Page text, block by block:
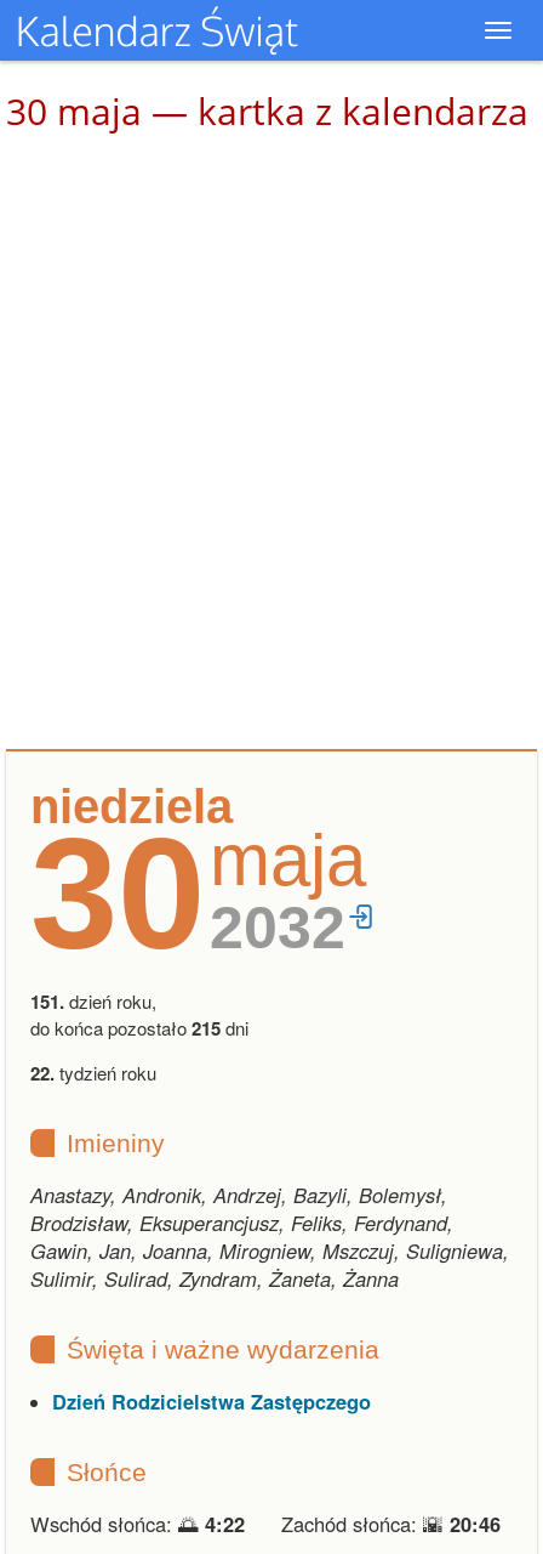
30 maja — kartka z kalendarza
niedziela
30maja
2032
151.dzień roku,
do końca pozostało215dni
22.tydzień roku
Imieniny
Anastazy, Andronik, Andrzej, Bazyli, Bolemysł,
Brodzisław, Eksuperancjusz, Feliks, Ferdynand,
Gawin, Jan, Joanna, Mirogniew, Mszczuj, Suligniewa,
Sulimir, Sulirad, Zyndram, Żaneta, Żanna
Święta i ważne wydarzenia
Dzień Rodzicielstwa Zastępczego
Słońce
Wschód słońca: 🌅 4:22 Zachód słońca: 🌇 20:46